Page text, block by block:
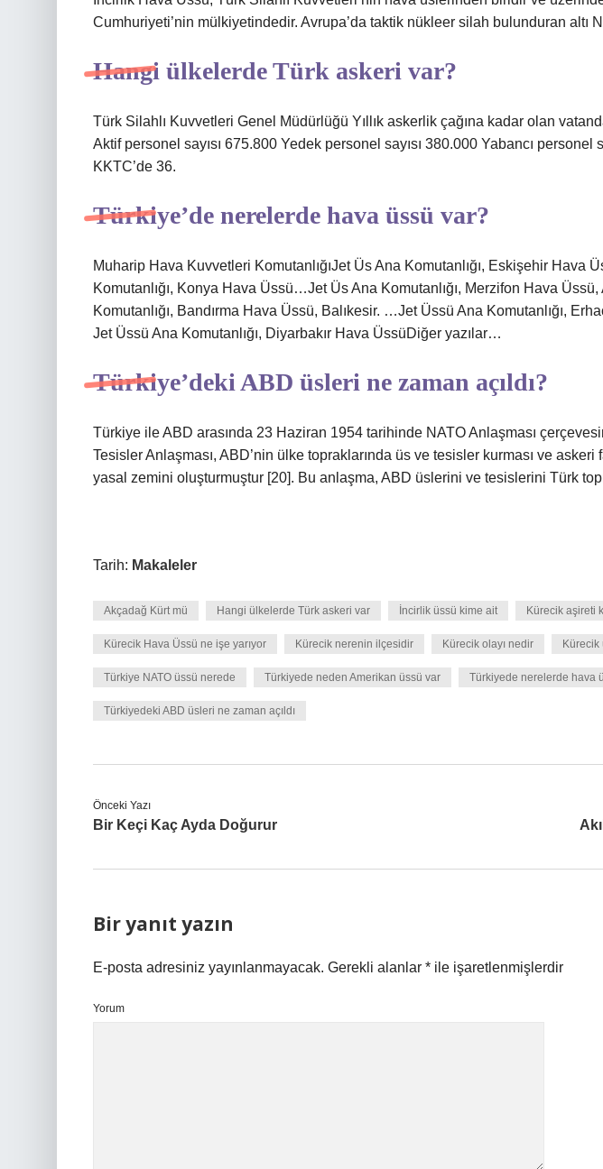
Cumhuriyeti’nin mülkiyetindedir. Avrupa’da taktik nükleer silah bulunduran altı
Hangi ülkelerde Türk askeri var?
Türk Silahlı Kuvvetleri Genel Müdürlüğü Yıllık askerlik çağına kadar olan
Aktif personel sayısı 675.800 Yedek personel sayısı 380.000 Yabancı personel
KKTC’de 36.
Türkiye’de nerelerde hava üssü var?
Muharip Hava Kuvvetleri KomutanlığıJet Üs Ana Komutanlığı, Eskişehir Hava
Komutanlığı, Konya Hava Üssü…Jet Üs Ana Komutanlığı, Merzifon Hava
Komutanlığı, Bandırma Hava Üssü, Balıkesir. …Jet Üssü Ana Komutanlığı,
Jet Üssü Ana Komutanlığı, Diyarbakır Hava ÜssüDiğer yazılar…
Türkiye’deki ABD üsleri ne zaman açıldı?
Türkiye ile ABD arasında 23 Haziran 1954 tarihinde NATO Anlaşması
Tesisler Anlaşması, ABD’nin ülke topraklarında üs ve tesisler kurması ve
yasal zemini oluşturmuştur [20]. Bu anlaşma, ABD üslerini ve tesislerini Türk
Tarih: Makaleler
Akçadağ Kürt mü Hangi ülkelerde Türk askeri var İncirlik üssü kime ait Kürecik aşireti
Kürecik Hava Üssü ne işe yarıyor Kürecik nerenin ilçesidir Kürecik olayı nedir Kürecik
Türkiye NATO üssü nerede Türkiyede neden Amerikan üssü var Türkiyede nerelerde hava
Türkiyedeki ABD üsleri ne zaman açıldı
Önceki Yazı
Bir Keçi Kaç Ayda Doğurur
Bir yanıt yazın
E-posta adresiniz yayınlanmayacak. Gerekli alanlar * ile işaretlenmişlerdir
Yorum